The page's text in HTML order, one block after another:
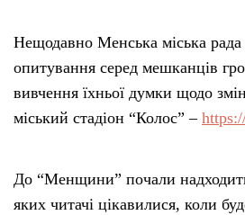
Нещодавно Менська міська
опитування серед мешканців
вивчення їхньої думки щодо
міський стадіон “Колос” –
До “Менщини” почали
яких читачі цікавилися, коли